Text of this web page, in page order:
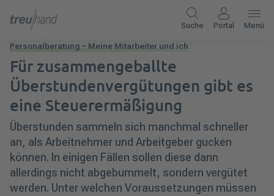
Suche Portal Menü
Personalberatung – Meine Mitarbeiter und ich
Für zusammengeballte
Überstundenvergütungen gibt es
eine Steuerermäßigung
Überstunden sammeln sich manchmal schneller
an, als Arbeitnehmer und Arbeitgeber gucken
können. In einigen Fällen sollen diese dann
allerdings nicht abgebummelt, sondern vergütet
werden. Unter welchen Voraussetzungen müssen